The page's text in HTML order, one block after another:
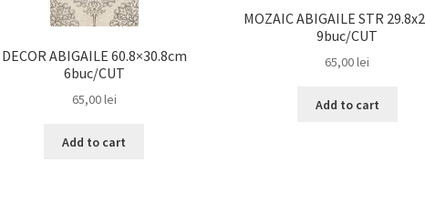
DECOR ABIGAILE 60.8×30.8cm
6buc/CUT
65,00lei
Add to cart
MOZAIC ABIGAILE STR
9buc/CUT
65,00lei
Add to cart